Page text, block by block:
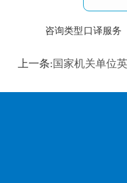
咨询类型口译服务
训翻译
上一条: 国家机关单位